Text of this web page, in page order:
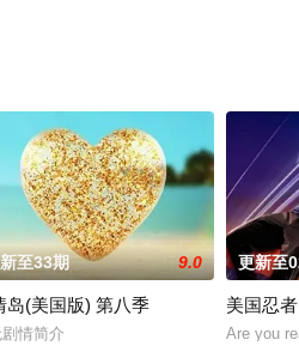
）附近的理查森山脉，这里是灰熊、
up. He’s even
至33期 9.0
岛(美国版) 第八季
情简介
更新至
美国忍
Are you